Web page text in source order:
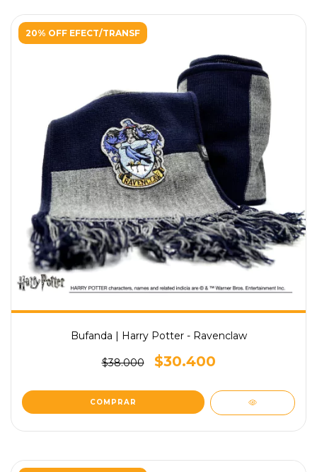
20% OFF EFECT/TRANSF
Bufanda | Harry Potter - Ravenclaw
$38.000 $30.400